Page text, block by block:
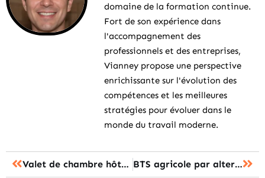
domaine de la formation continue.
Fort de son expérience dans
l'accompagnement des
professionnels et des entreprises,
Vianney propose une perspective
enrichissante sur l'évolution des
compétences et les meilleures
stratégies pour évoluer dans le
monde du travail moderne.
Valet de chambre hôtel : les 7 missions essentielles du métier BTS agricole par alternance : les avantages pour une insertion rapide